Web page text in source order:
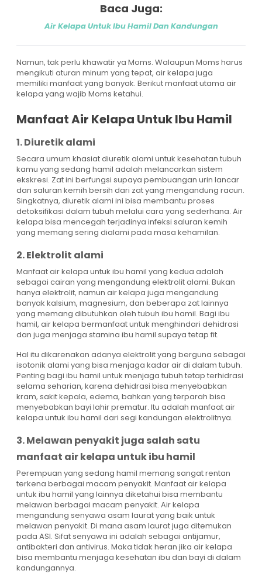
Baca Juga:
Air Kelapa Untuk Ibu Hamil Dan Kandungan
Namun, tak perlu khawatir ya Moms. Walaupun Moms harus
mengikuti aturan minum yang tepat, air kelapa juga
memiliki manfaat yang banyak. Berikut manfaat utama air
kelapa yang wajib Moms ketahui.
Manfaat Air Kelapa Untuk Ibu Hamil
1. Diuretik alami
Secara umum khasiat diuretik alami untuk kesehatan tubuh
kamu yang sedang hamil adalah melancarkan sistem
ekskresi. Zat ini berfungsi supaya pembuangan urin lancar
dan saluran kemih bersih dari zat yang mengandung racun.
Singkatnya, diuretik alami ini bisa membantu proses
detoksifikasi dalam tubuh melalui cara yang sederhana. Air
kelapa bisa mencegah terjadinya infeksi saluran kemih
yang memang sering dialami pada masa kehamilan.
2. Elektrolit alami
Manfaat air kelapa untuk ibu hamil yang kedua adalah
sebagai cairan yang mengandung elektrolit alami. Bukan
hanya elektrolit, namun air kelapa juga mengandung
banyak kalsium, magnesium, dan beberapa zat lainnya
yang memang dibutuhkan oleh tubuh ibu hamil. Bagi ibu
hamil, air kelapa bermanfaat untuk menghindari dehidrasi
dan juga menjaga stamina ibu hamil supaya tetap fit.
Hal itu dikarenakan adanya elektrolit yang berguna sebagai
isotonik alami yang bisa menjaga kadar air di dalam tubuh.
Penting bagi ibu hamil untuk menjaga tubuh tetap terhidrasi
selama seharian, karena dehidrasi bisa menyebabkan
kram, sakit kepala, edema, bahkan yang terparah bisa
menyebabkan bayi lahir prematur. Itu adalah manfaat air
kelapa untuk ibu hamil dari segi kandungan elektrolitnya.
3. Melawan penyakit juga salah satu
manfaat air kelapa untuk ibu hamil
Perempuan yang sedang hamil memang sangat rentan
terkena berbagai macam penyakit. Manfaat air kelapa
untuk ibu hamil yang lainnya diketahui bisa membantu
melawan berbagai macam penyakit. Air kelapa
mengandung senyawa asam laurat yang baik untuk
melawan penyakit. Di mana asam laurat juga ditemukan
pada ASI. Sifat senyawa ini adalah sebagai antijamur,
antibakteri dan antivirus. Maka tidak heran jika air kelapa
bisa membantu menjaga kesehatan ibu dan bayi di dalam
kandungannya.